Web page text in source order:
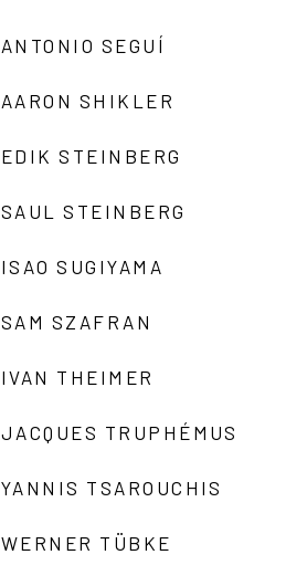
ANTONIO SEGUÍ
AARON SHIKLER
EDIK STEINBERG
SAUL STEINBERG
ISAO SUGIYAMA
SAM SZAFRAN
IVAN THEIMER
JACQUES TRUPHÉMUS
YANNIS TSAROUCHIS
WERNER TÜBKE